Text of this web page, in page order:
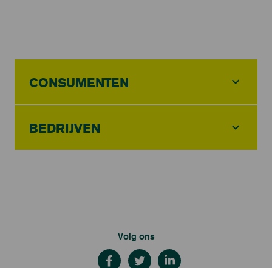
CONSUMENTEN
BEDRIJVEN
Volg ons